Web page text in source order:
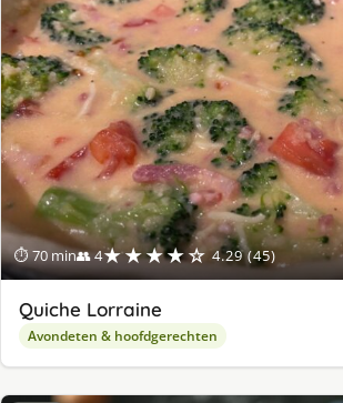
⏱ 70 min👥 4★★★★☆ 4.29 (45)
Quiche Lorraine
Avondeten & hoofdgerechten